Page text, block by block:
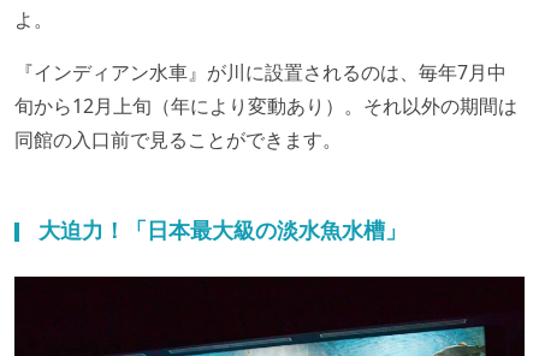
よ。
『インディアン水車』が川に設置されるのは、毎年7月中
旬から12月上旬（年により変動あり）。それ以外の期間は
同館の入口前で見ることができます。
大迫力！「日本最大級の淡水魚水槽」